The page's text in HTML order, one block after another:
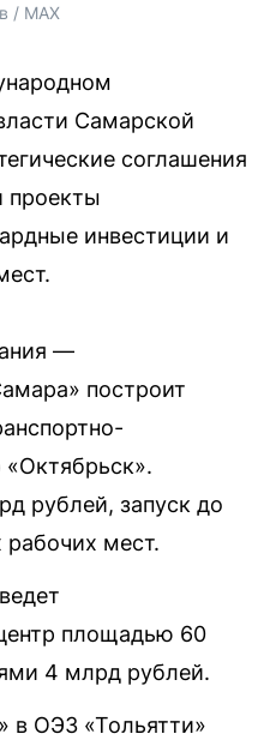
/ МАХ
Самарской
соглашения
проекты
инвестиции и
—
построит
«Октябрьск».
рублей, запуск до
мест.
площадью 60
4 млрд рублей.
ОЭЗ «Тольятти»